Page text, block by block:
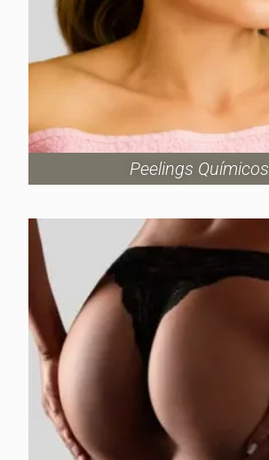
Peelings Químicos